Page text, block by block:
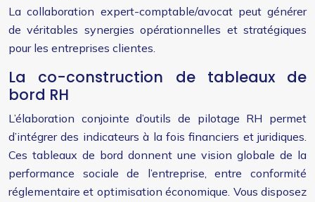
La collaboration expert-comptable/avocat peut générer
de véritables synergies opérationnelles et stratégiques
pour les entreprises clientes.
La co-construction de tableaux de
bord RH
L’élaboration conjointe d’outils de pilotage RH permet
d’intégrer des indicateurs à la fois financiers et juridiques.
Ces tableaux de bord donnent une vision globale de la
performance sociale de l’entreprise, entre conformité
réglementaire et optimisation économique. Vous disposez